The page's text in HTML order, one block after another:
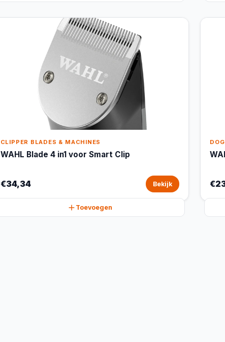
CLIPPER BLADES & MACHINES
WAHL Blade 4 in1 voor Smart Clip
€34,34 Bekijk
Toevoegen